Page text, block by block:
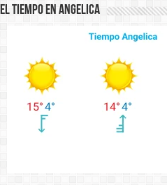
El Tiempo en Angelica